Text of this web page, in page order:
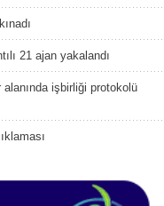
21 ajan yakalandı
alanında işbirliği protokolü